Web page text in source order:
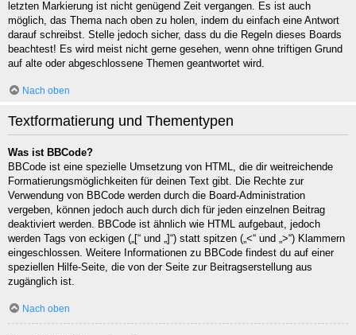
letzten Markierung ist nicht genügend Zeit vergangen. Es ist auch
möglich, das Thema nach oben zu holen, indem du einfach eine Antwort
darauf schreibst. Stelle jedoch sicher, dass du die Regeln dieses Boards
beachtest! Es wird meist nicht gerne gesehen, wenn ohne triftigen Grund
auf alte oder abgeschlossene Themen geantwortet wird.
Nach oben
Textformatierung und Thementypen
Was ist BBCode?
BBCode ist eine spezielle Umsetzung von HTML, die dir weitreichende
Formatierungsmöglichkeiten für deinen Text gibt. Die Rechte zur
Verwendung von BBCode werden durch die Board-Administration
vergeben, können jedoch auch durch dich für jeden einzelnen Beitrag
deaktiviert werden. BBCode ist ähnlich wie HTML aufgebaut, jedoch
werden Tags von eckigen („[“ und „]“) statt spitzen („<“ und „>“) Klammern
eingeschlossen. Weitere Informationen zu BBCode findest du auf einer
speziellen Hilfe-Seite, die von der Seite zur Beitragserstellung aus
zugänglich ist.
Nach oben